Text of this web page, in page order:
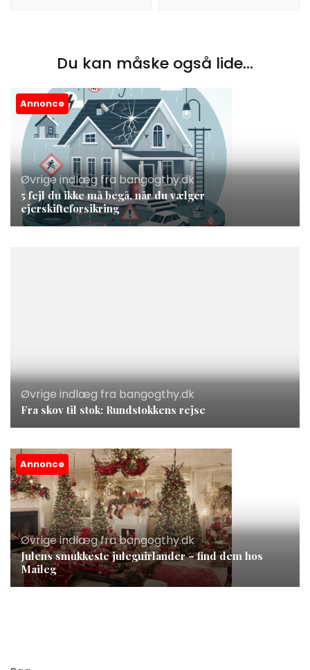
Du kan måske også lide...
Annonce
Øvrige indlæg fra bangogthy.dk
5 fejl du ikke må begå, når du vælger
ejerskifteforsikring
Øvrige indlæg fra bangogthy.dk
Fra skov til stok: Rundstokkens rejse
Annonce
Øvrige indlæg fra bangogthy.dk
Julens smukkeste juleguirlander – find dem hos
Maileg